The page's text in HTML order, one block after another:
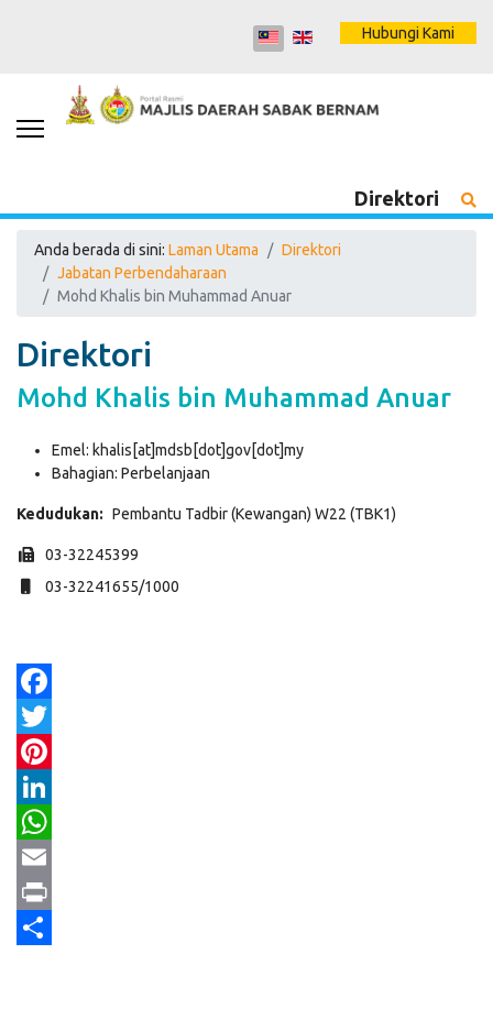
Hubungi Kami
Direktori
Anda berada di sini: Laman Utama
Direktori
Jabatan Perbendaharaan
Mohd Khalis bin Muhammad Anuar
Direktori
Mohd Khalis bin Muhammad Anuar
Emel: khalis[at]mdsb[dot]gov[dot]my
Bahagian: Perbelanjaan
Kedudukan: Pembantu Tadbir (Kewangan) W22 (TBK1)
Faks
03-32245399
Mudah alih
03-32241655/1000
Facebook
Twitter
Pinterest
LinkedIn
WhatsApp
Email
Print